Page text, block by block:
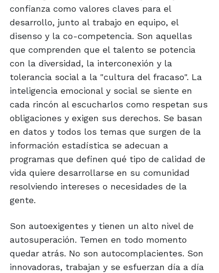
confianza como valores claves para el
desarrollo, junto al trabajo en equipo, el
disenso y la co-competencia. Son aquellas
que comprenden que el talento se potencia
con la diversidad, la interconexión y la
tolerancia social a la "cultura del fracaso". La
inteligencia emocional y social se siente en
cada rincón al escucharlos como respetan sus
obligaciones y exigen sus derechos. Se basan
en datos y todos los temas que surgen de la
información estadística se adecuan a
programas que definen qué tipo de calidad de
vida quiere desarrollarse en su comunidad
resolviendo intereses o necesidades de la
gente.
Son autoexigentes y tienen un alto nivel de
autosuperación. Temen en todo momento
quedar atrás. No son autocomplacientes. Son
innovadoras, trabajan y se esfuerzan día a día